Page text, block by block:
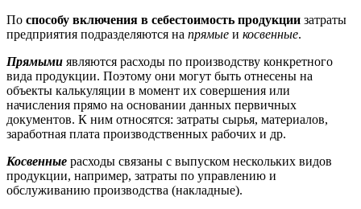
По способу включения в себестоимость продукции затраты
предприятия подразделяются на прямые и косвенные.
Прямыми являются расходы по производству конкретного
вида продукции. Поэтому они могут быть отнесены на
объекты калькуляции в момент их совершения или
начисления прямо на основании данных первичных
документов. К ним относятся: затраты сырья, материалов,
заработная плата производственных рабочих и др.
Косвенные расходы связаны с выпуском нескольких видов
продукции, например, затраты по управлению и
обслуживанию производства (накладные).